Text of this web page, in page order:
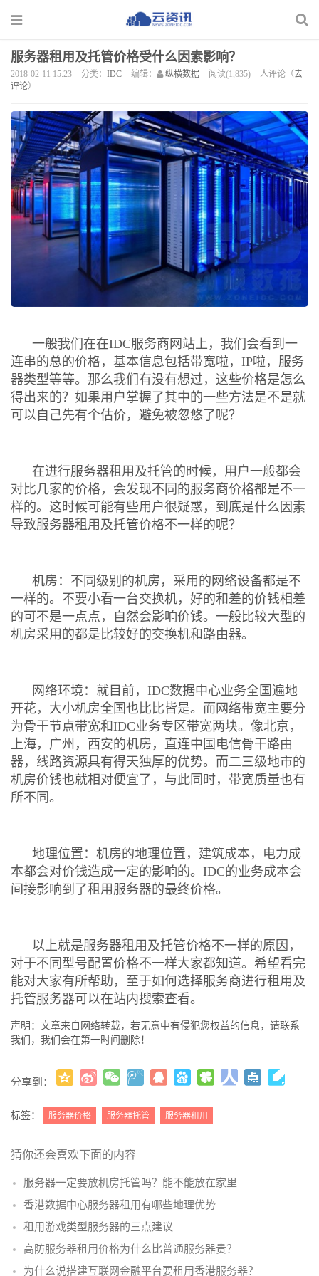
服务器租用及托管价格受什么因素影响？
2018-02-11 15:23 分类： IDC 编辑： 纵横数据 阅读(1,835) 人评论（去
评论）
一般我们在在IDC服务商网站上，我们会看到一
连串的总的价格，基本信息包括带宽啦，IP啦，服务
器类型等等。那么我们有没有想过，这些价格是怎么
得出来的？如果用户掌握了其中的一些方法是不是就
可以自己先有个估价，避免被忽悠了呢？
在进行服务器租用及托管的时候，用户一般都会
对比几家的价格，会发现不同的服务商价格都是不一
样的。这时候可能有些用户很疑惑，到底是什么因素
导致服务器租用及托管价格不一样的呢？
机房：不同级别的机房，采用的网络设备都是不
一样的。不要小看一台交换机，好的和差的价钱相差
的可不是一点点，自然会影响价钱。一般比较大型的
机房采用的都是比较好的交换机和路由器。
网络环境：就目前，IDC数据中心业务全国遍地
开花，大小机房全国也比比皆是。而网络带宽主要分
为骨干节点带宽和IDC业务专区带宽两块。像北京，
上海，广州，西安的机房，直连中国电信骨干路由
器，线路资源具有得天独厚的优势。而二三级地市的
机房价钱也就相对便宜了，与此同时，带宽质量也有
所不同。
地理位置：机房的地理位置，建筑成本，电力成
本都会对价钱造成一定的影响的。IDC的业务成本会
间接影响到了租用服务器的最终价格。
以上就是服务器租用及托管价格不一样的原因，
对于不同型号配置价格不一样大家都知道。希望看完
能对大家有所帮助，至于如何选择服务商进行租用及
托管服务器可以在站内搜索查看。
声明：文章来自网络转载，若无意中有侵犯您权益的信息，请联系
我们，我们会在第一时间删除！
分享到：
标签： 服务器价格 服务器托管 服务器租用
猜你还会喜欢下面的内容
服务器一定要放机房托管吗？能不能放在家里
香港数据中心服务器租用有哪些地理优势
租用游戏类型服务器的三点建议
高防服务器租用价格为什么比普通服务器贵？
为什么说搭建互联网金融平台要租用香港服务器？